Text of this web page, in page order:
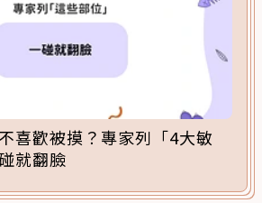
喜歡被摸？專家列「4大敏
就翻臉